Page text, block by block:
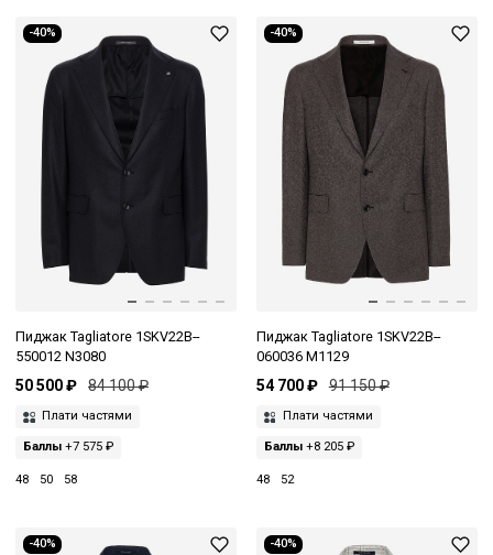
-40%
Пиджак Tagliatore 1SKV22B--
550012 N3080
50 500 ₽ 84 100 ₽
Плати частями
Баллы +7 575 ₽
48 50 58
-40%
Пиджак Tagliatore 1SKV22B--
060036 M1129
54 700 ₽ 91 150 ₽
Плати частями
Баллы+8 205 ₽
48 52
-40% -40%